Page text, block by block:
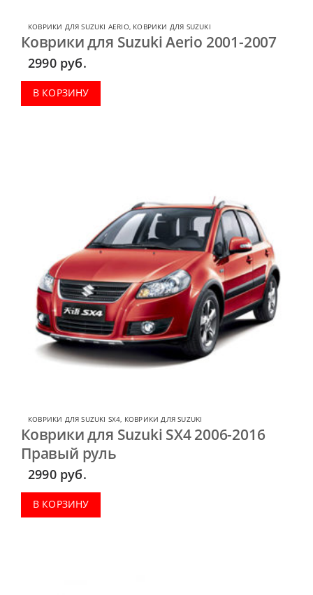
КОВРИКИ ДЛЯ SUZUKI AERIO, КОВРИКИ ДЛЯ SUZUKI
Коврики для Suzuki Aerio 2001-2007
2990 руб.
В КОРЗИНУ
КОВРИКИ ДЛЯ SUZUKI SX4, КОВРИКИ ДЛЯ SUZUKI
Коврики для Suzuki SX4 2006-2016
Правый руль
2990 руб.
В КОРЗИНУ